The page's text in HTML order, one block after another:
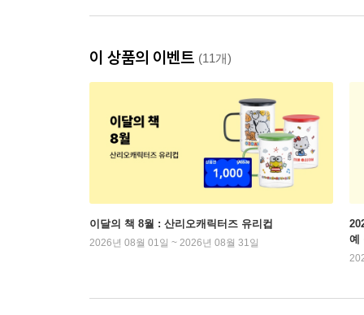
이 상품의 이벤트 (11개)
이달의 책 8월 : 산리오캐릭터즈 유리컵
2026년 08월 01일 ~ 2026년 08월 31일
예